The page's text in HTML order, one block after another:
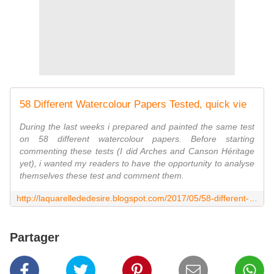
58 Different Watercolour Papers Tested, quick vie
During the last weeks i prepared and painted the same test
on 58 different watercolour papers. Before starting
commenting these tests (I did Arches and Canson Héritage
yet), i wanted my readers to have the opportunity to analyse
themselves these test and comment them.
Partager